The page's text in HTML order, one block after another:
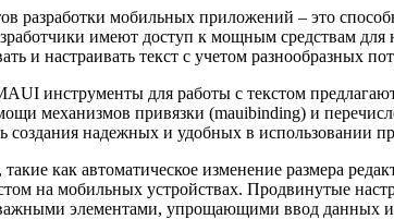
разработки мобильных приложений – это
имеют доступ к мощным средствам
и настраивать текст с учетом разнообразных
инструменты для работы с текстом
механизмов привязки (mauibinding) и
создания надежных и удобных в использовании
как автоматическое изменение размера
на мобильных устройствах. Продвинутые
элементами, упрощающими ввод данных